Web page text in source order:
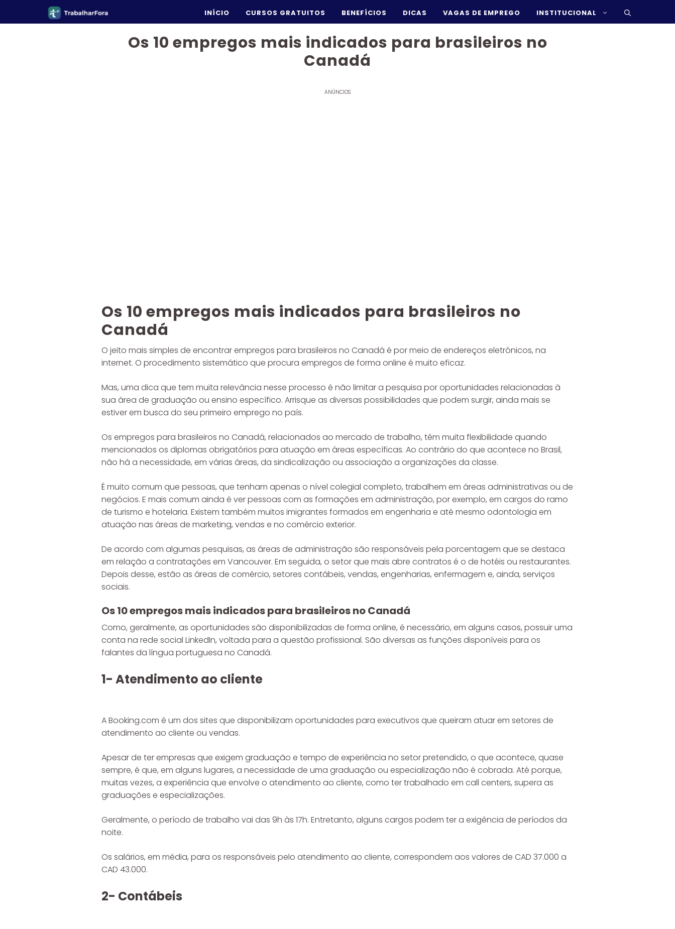
INÍCIO CURSOS GRATUITOS BENEFÍCIOS DICAS VAGAS DE EMPREGO INSTITUCIONAL
Os 10 empregos mais indicados para brasileiros no
Canadá
ANÚNCIOS
Os 10 empregos mais indicados para brasileiros no
Canadá
O jeito mais simples de encontrar empregos para brasileiros no Canadá é por meio de endereços eletrônicos, na
internet. O procedimento sistemático que procura empregos de forma online é muito eficaz.
Mas, uma dica que tem muita relevância nesse processo é não limitar a pesquisa por oportunidades relacionadas à
sua área de graduação ou ensino específico. Arrisque as diversas possibilidades que podem surgir, ainda mais se
estiver em busca do seu primeiro emprego no país.
Os empregos para brasileiros no Canadá, relacionados ao mercado de trabalho, têm muita flexibilidade quando
mencionados os diplomas obrigatórios para atuação em áreas específicas. Ao contrário do que acontece no Brasil,
não há a necessidade, em várias áreas, da sindicalização ou associação a organizações da classe.
É muito comum que pessoas, que tenham apenas o nível colegial completo, trabalhem em áreas administrativas ou de
negócios. E mais comum ainda é ver pessoas com as formações em administração, por exemplo, em cargos do ramo
de turismo e hotelaria. Existem também muitos imigrantes formados em engenharia e até mesmo odontologia em
atuação nas áreas de marketing, vendas e no comércio exterior.
De acordo com algumas pesquisas, as áreas de administração são responsáveis pela porcentagem que se destaca
em relação a contratações em Vancouver. Em seguida, o setor que mais abre contratos é o de hotéis ou restaurantes.
Depois desse, estão as áreas de comércio, setores contábeis, vendas, engenharias, enfermagem e, ainda, serviços
sociais.
Os 10 empregos mais indicados para brasileiros no Canadá
Como, geralmente, as oportunidades são disponibilizadas de forma online, é necessário, em alguns casos, possuir uma
conta na rede social LinkedIn, voltada para a questão profissional. São diversas as funções disponíveis para os
falantes da língua portuguesa no Canadá.
1- Atendimento ao cliente
A Booking.com é um dos sites que disponibilizam oportunidades para executivos que queiram atuar em setores de
atendimento ao cliente ou vendas.
Apesar de ter empresas que exigem graduação e tempo de experiência no setor pretendido, o que acontece, quase
sempre, é que, em alguns lugares, a necessidade de uma graduação ou especialização não é cobrada. Até porque,
muitas vezes, a experiência que envolve o atendimento ao cliente, como ter trabalhado em call centers, supera as
graduações e especializações.
Geralmente, o período de trabalho vai das 9h às 17h. Entretanto, alguns cargos podem ter a exigência de períodos da
noite.
Os salários, em média, para os responsáveis pelo atendimento ao cliente, correspondem aos valores de CAD 37.000 a
CAD 43.000.
2- Contábeis